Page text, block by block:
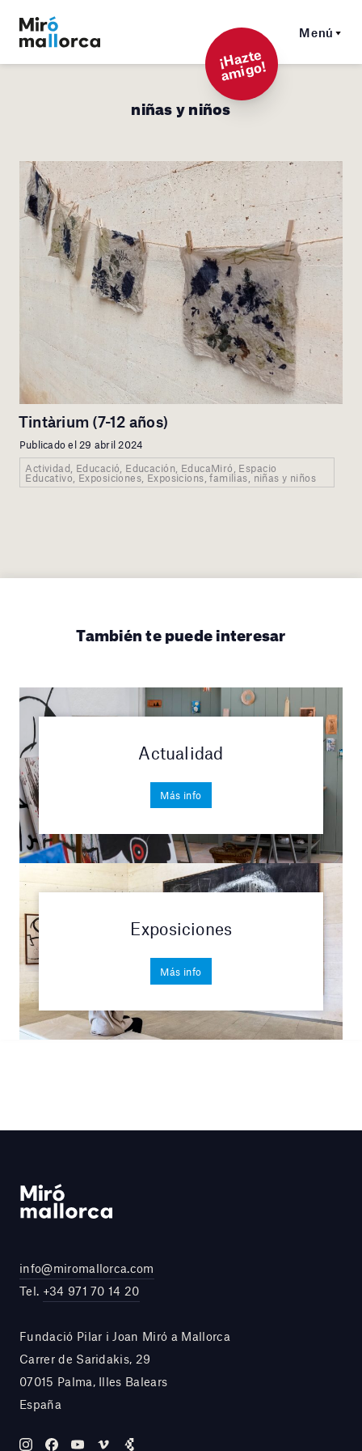
Menú
¡
Hazt
e
a
mi
g
o!
niñas y niños
Tintàrium (7-12 años)
Publicado el 29 abril 2024
Actividad, Educació, Educación, EducaMiró, Espacio
Educativo, Exposiciones, Exposicions, familias, niñas y niños
También te puede interesar
Actualidad
Más info
Exposiciones
Más info
info@miromallorca.com
Tel. +34 971 70 14 20
Fundació Pilar i Joan Miró a Mallorca
Carrer de Saridakis, 29
07015 Palma, Illes Balears
España